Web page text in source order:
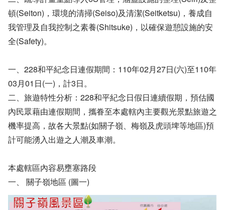
頓(Seiton)，環境的清掃(Seiso)及清潔(Seitketsu)，養成自
我管理及自我控制之素養(Shitsuke)，以確保遊憩設施的安
全(Safety)。
一、228和平紀念日連假期間：110年02月27日(六)至110年
03月01日(一)，計3日。
二、旅遊特性分析：228和平紀念日假日連續假期，預估國
內民眾藉由連假期間，攜眷至本處轄內主要觀光景點旅遊之
機率提高，故各大景點(如關子嶺、梅嶺及虎頭埤等地區)預
計可能湧入出遊之人潮及車潮。
本處轄區內容易壅塞路段
一、 關子嶺地區 (圖一)